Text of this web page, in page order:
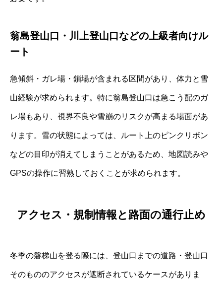
翁島登山口・川上登山口などの上級者向けル
ート
急傾斜・ガレ場・鎖場が含まれる区間があり、体力と雪
山経験が求められます。特に翁島登山口は急こう配のガ
レ場もあり、視界不良や雪崩のリスクが高まる場面があ
ります。雪の状態によっては、ルート上のピンクリボン
などの目印が消えてしまうことがあるため、地図読みや
GPSの操作に習熟しておくことが求められます。
アクセス・規制情報と路面の通行止め
冬季の磐梯山を登る際には、登山口までの道路・登山口
そのもののアクセスが遮断されているケースがありま